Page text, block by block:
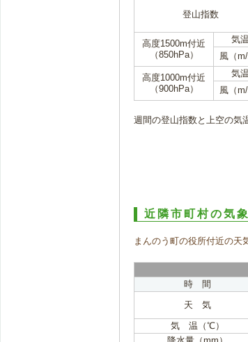
登山指数
高度1500m付近
（850hPa）
気温
風（m/
高度1000m付近
（900hPa）
気温
風（m/
週間の登山指数と上空の気
近隣市町村の気
まんのう町の役所付近の天
時 間
天 気
気 温（℃）